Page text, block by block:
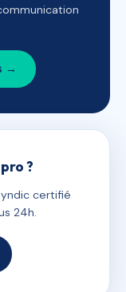
→
?
certifié
24h.